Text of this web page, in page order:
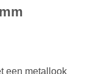
een metallook